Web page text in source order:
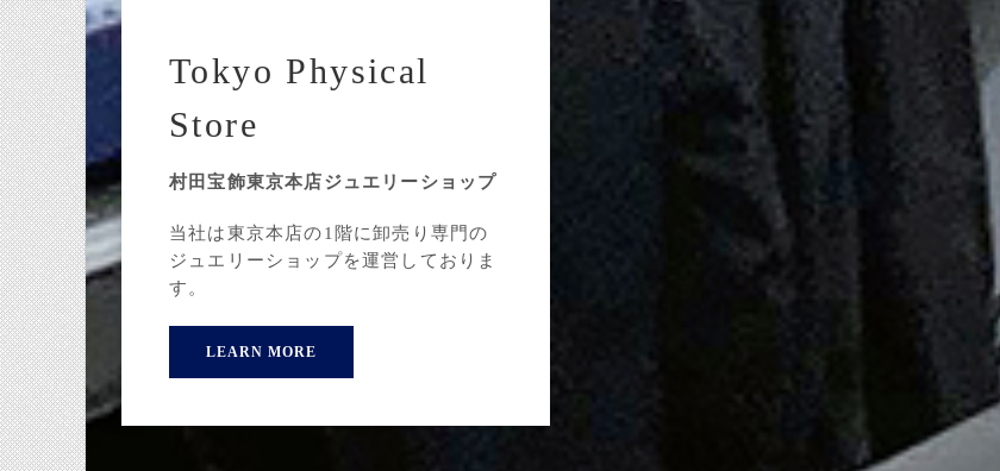
Tokyo Physical
Store
村田宝飾東京本店ジュエリーショップ
当社は東京本店の1階に卸売り専門の
ジュエリーショップを運営しておりま
す。
LEARN MORE